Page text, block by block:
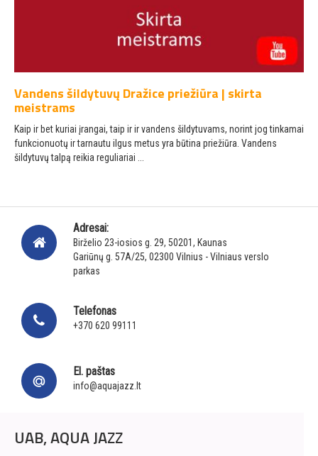
Vandens šildytuvų Dražice priežiūra | skirta
meistrams
Kaip ir bet kuriai įrangai, taip ir ir vandens šildytuvams, norint jog tinkamai
funkcionuotų ir tarnautu ilgus metus yra būtina priežiūra. Vandens
šildytuvų talpą reikia reguliariai ...
Adresai:
Birželio 23-iosios g. 29, 50201, Kaunas
Gariūnų g. 57A/25, 02300 Vilnius - Vilniaus verslo
parkas
Telefonas
+370 620 99111
El. paštas
info@aquajazz.lt
UAB, AQUA JAZZ